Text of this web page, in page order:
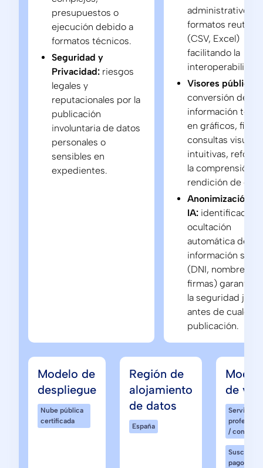
presupuestos o
ejecución debido a
formatos técnicos.
Seguridad y
Privacidad: riesgos
legales y
reputacionales por la
publicación
involuntaria de datos
personales o
sensibles en
expedientes.
administrativos
formatos
(CSV, Excel)
facilitando la
interoperabilidad.
Visores públicos:
conversión de
información
en gráficos,
consultas visuales
intuitivas,
la comprensión y
rendición de
Anonimización
IA: identificación
ocultación
automática de
información
(DNI, nombres,
firmas)
la seguridad
antes de
publicación.
Modelo de
despliegue
Nube pública
certificada
Región de
alojamiento
de datos
España
de
Servicios
/
pago